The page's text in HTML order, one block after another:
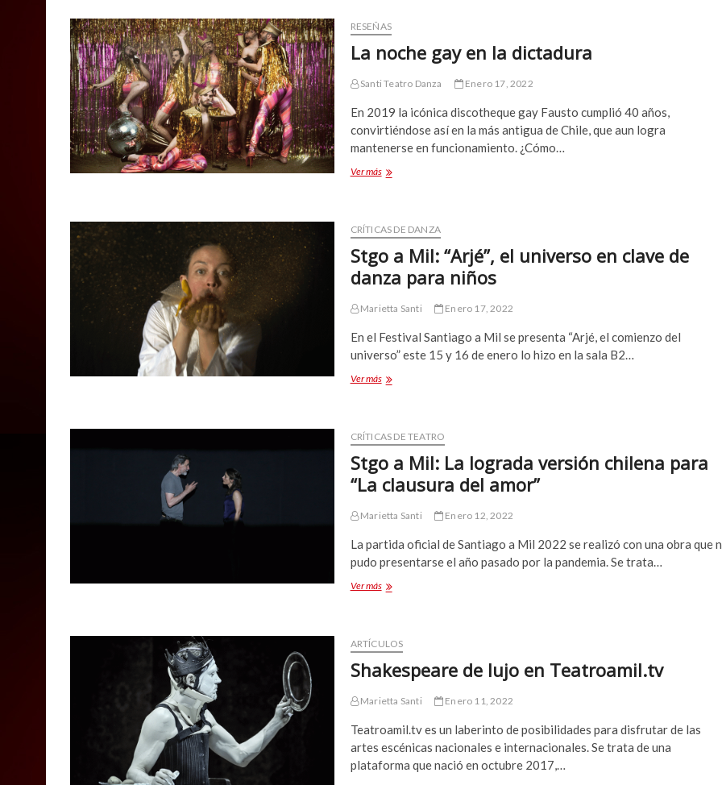
“Ricardo
inolvidable
un
falto
de
RESEÑAS
La noche gay en la dictadura
Santi Teatro Danza Enero 17, 2022
En 2019 la icónica discotheque gay Fausto cumplió 40 años,
convirtiéndose así en la más antigua de Chile, que aun logra
mantenerse en funcionamiento. ¿Cómo…
Ver másLa
la
CRÍTICAS DE DANZA
Stgo a Mil: “Arjé”, el universo en clave de
danza para niños
Marietta Santi Enero 17, 2022
En el Festival Santiago a Mil se presenta “Arjé, el comienzo del
universo” este 15 y 16 de enero lo hizo en la sala B2…
Ver másStgo
el
en
clave
de
para
niños
CRÍTICAS DE TEATRO
Stgo a Mil: La lograda versión chilena para
“La clausura del amor”
Marietta Santi Enero 12, 2022
La partida oficial de Santiago a Mil 2022 se realizó con una obra que
pudo presentarse el año pasado por la pandemia. Se trata…
Ver másStgo
lograda
chilena
“La
del
amor”
ARTÍCULOS
Shakespeare de lujo en Teatroamil.tv
Marietta Santi Enero 11, 2022
Teatroamil.tv es un laberinto de posibilidades para disfrutar de las
artes escénicas nacionales e internacionales. Se trata de una
plataforma que nació en octubre 2017,…